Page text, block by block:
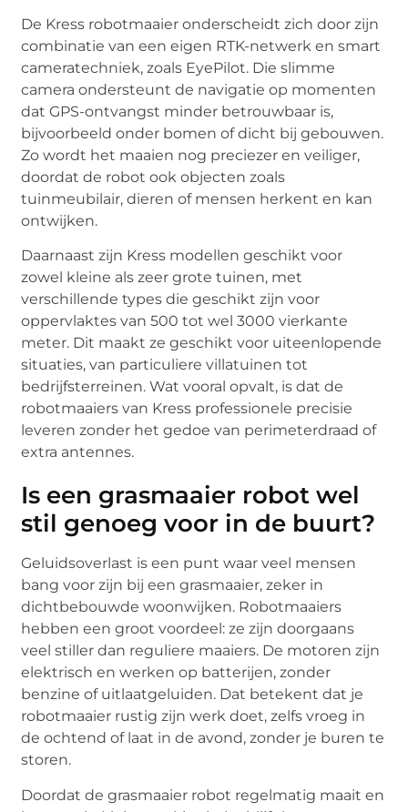
De Kress robotmaaier onderscheidt zich door zijn
combinatie van een eigen RTK-netwerk en smart
cameratechniek, zoals EyePilot. Die slimme
camera ondersteunt de navigatie op momenten
dat GPS-ontvangst minder betrouwbaar is,
bijvoorbeeld onder bomen of dicht bij gebouwen.
Zo wordt het maaien nog preciezer en veiliger,
doordat de robot ook objecten zoals
tuinmeubilair, dieren of mensen herkent en kan
ontwijken.
Daarnaast zijn Kress modellen geschikt voor
zowel kleine als zeer grote tuinen, met
verschillende types die geschikt zijn voor
oppervlaktes van 500 tot wel 3000 vierkante
meter. Dit maakt ze geschikt voor uiteenlopende
situaties, van particuliere villatuinen tot
bedrijfsterreinen. Wat vooral opvalt, is dat de
robotmaaiers van Kress professionele precisie
leveren zonder het gedoe van perimeterdraad of
extra antennes.
Is een grasmaaier robot wel
stil genoeg voor in de buurt?
Geluidsoverlast is een punt waar veel mensen
bang voor zijn bij een grasmaaier, zeker in
dichtbebouwde woonwijken. Robotmaaiers
hebben een groot voordeel: ze zijn doorgaans
veel stiller dan reguliere maaiers. De motoren zijn
elektrisch en werken op batterijen, zonder
benzine of uitlaatgeluiden. Dat betekent dat je
robotmaaier rustig zijn werk doet, zelfs vroeg in
de ochtend of laat in de avond, zonder je buren te
storen.
Doordat de grasmaaier robot regelmatig maait en